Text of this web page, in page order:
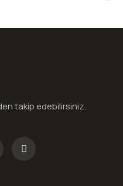
takip edebilirsiniz.